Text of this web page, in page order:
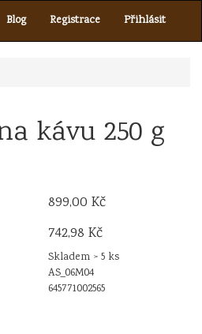
Blog Registrace Přihlásit
kávu 250 g
899,00 Kč
742,98 Kč
Skladem > 5 ks
AS_06M04
645771002565